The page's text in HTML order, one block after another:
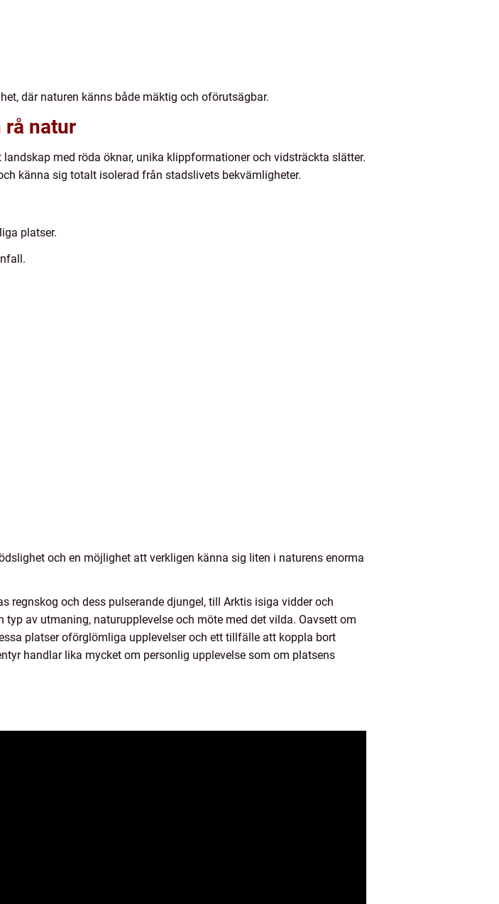
där naturen känns både mäktig och oförutsägbar.
rå natur
med röda öknar, unika klippformationer och vidsträckta slätter.
känna sig totalt isolerad från stadslivets bekvämligheter.
platser.
och en möjlighet att verkligen känna sig liten i naturens enorma
regnskog och dess pulserande djungel, till Arktis isiga vidder och
av utmaning, naturupplevelse och möte med det vilda. Oavsett om
platser oförglömliga upplevelser och ett tillfälle att koppla bort
handlar lika mycket om personlig upplevelse som om platsens